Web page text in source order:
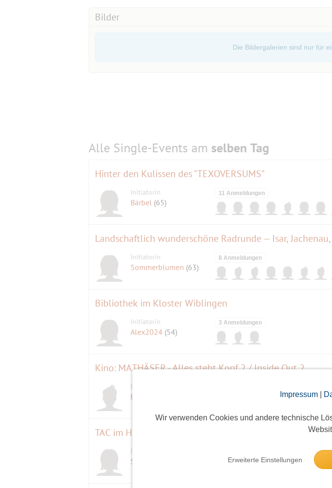
Impressum|
Wir verwenden Cookies und andere technische
Erweiterte Einstellungen
Impromptu Nr. 3 Ges-Dur op. 51 · Sonate Nr. 3 h-Moll op. 58
Bilder
Die Bildergalerien sind nur für
Alle Single-Events am selben Tag
Hinter den Kulissen des "TEXOVERSUMS"
Initiatorin
Bärbel (65)
11 Anmeldungen
Initiatorin
Sommerblumen (63)
8 Anmeldungen
Bibliothek im Kloster Wiblingen
Initiatorin
Alex2024 (54)
3 Anmeldungen
Kino: MATHÄSER - Alles steht Kopf 2 / Inside Out 2
Initiator
BesterMüsi Dieses Event hatte keine
TAC im Hirschgarten
Initiatorin
Schafkopflady